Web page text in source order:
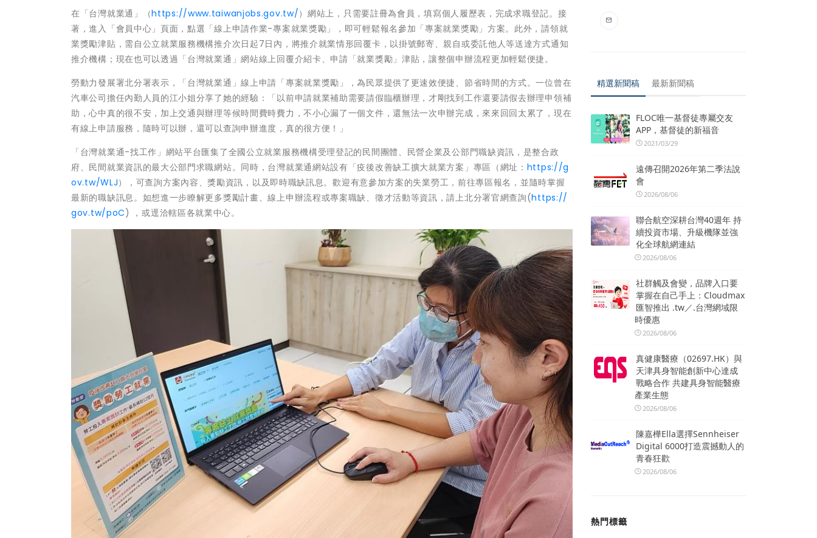
在「台灣就業通」（https://www.taiwanjobs.gov.tw/）網站上，只需要註冊為會員，填寫個人履歷表，完成求職登記。接
著，進入「會員中心」頁面，點選「線上申請作業-專案就業獎勵」，即可輕鬆報名參加「專案就業獎勵」方案。此外，請領就
業獎勵津貼，需自公立就業服務機構推介次日起7日內，將推介就業情形回覆卡，以掛號郵寄、親自或委託他人等送達方式通知
推介機構；現在也可以透過「台灣就業通」網站線上回覆介紹卡、申請「就業獎勵」津貼，讓整個申辦流程更加輕鬆便捷。
勞動力發展署北分署表示，「台灣就業通」線上申請「專案就業獎勵」，為民眾提供了更速效便捷、節省時間的方式。一位曾在
汽車公司擔任內勤人員的江小姐分享了她的經驗：「以前申請就業補助需要請假臨櫃辦理，才剛找到工作還要請假去辦理申領補
助，心中真的很不安，加上交通與辦理等候時間費時費力，不小心漏了一個文件，還無法一次申辦完成，來來回回太累了，現在
有線上申請服務，隨時可以辦，還可以查詢申辦進度，真的很方便！」
「台灣就業通-找工作」網站平台匯集了全國公立就業服務機構受理登記的民間團體、民營企業及公部門職缺資訊，是整合政
府、民間就業資訊的最大公部門求職網站。同時，台灣就業通網站設有「疫後改善缺工擴大就業方案」專區（網址： https://g
ov.tw/WLJ），可查詢方案內容、獎勵資訊，以及即時職缺訊息。歡迎有意參加方案的失業勞工，前往專區報名，並隨時掌握
最新的職缺訊息。如想進一步瞭解更多獎勵計畫、線上申辦流程或專案職缺、徵才活動等資訊，請上北分署官網查詢(https://
gov.tw/poC) ，或逕洽轄區各就業中心。
精選新聞稿 最新新聞稿
FLOC唯一基督徒專屬交友
APP，基督徒的新福音
2021/03/29
遠傳召開2026年第二季法說
會
2026/08/06
聯合航空深耕台灣40週年 持
續投資市場、升級機隊並強
化全球航網連結
2026/08/06
社群觸及會變，品牌入口要
掌握在自己手上：Cloudmax
匯智推出 .tw／.台灣網域限
時優惠
2026/08/06
真健康醫療（02697.HK）與
天津具身智能創新中心達成
戰略合作 共建具身智能醫療
產業生態
2026/08/06
陳嘉樺Ella選擇Sennheiser
Digital 6000打造震撼動人的
青春狂歡
2026/08/06
熱門標籤